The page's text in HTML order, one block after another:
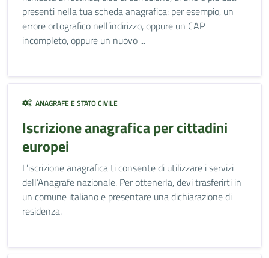
presenti nella tua scheda anagrafica: per esempio, un
errore ortografico nell’indirizzo, oppure un CAP
incompleto, oppure un nuovo ...
ANAGRAFE E STATO CIVILE
Iscrizione anagrafica per cittadini
europei
L’iscrizione anagrafica ti consente di utilizzare i servizi
dell’Anagrafe nazionale. Per ottenerla, devi trasferirti in
un comune italiano e presentare una dichiarazione di
residenza.